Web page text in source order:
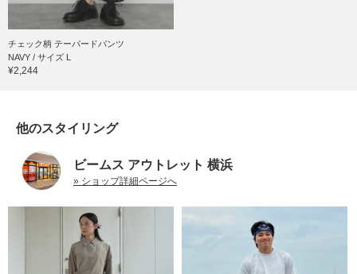
チェック柄 テーパードパンツ
NAVY / サイズ L
¥2,244
他のスタイリング
ビームス アウトレット 横浜
» ショップ詳細ページへ